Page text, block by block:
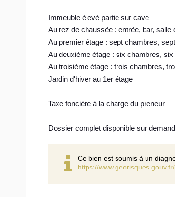
Immeuble élevé partie sur cave
Au rez de chaussée : entrée, bar, salle
Au premier étage : sept chambres,
Au deuxième étage : six chambres,
Au troisième étage : trois chambres,
Jardin d'hiver au 1er étage
Taxe foncière à la charge du preneur
Dossier complet disponible sur
Ce bien est soumis à un
https://www.georisques.gouv.fr/